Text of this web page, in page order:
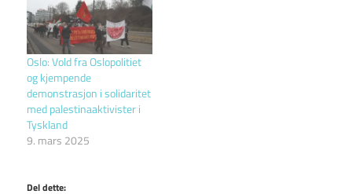
Oslo: Vold fra Oslopolitiet
og kjempende
demonstrasjon i solidaritet
med palestinaaktivister i
Tyskland
9. mars 2025
Del dette: